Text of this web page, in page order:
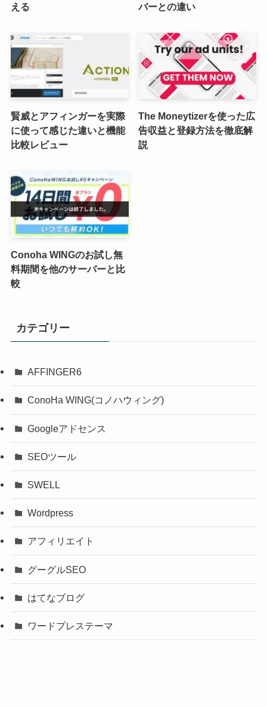
える
バーとの違い
賢威とアフィンガーを実際
に使って感じた違いと機能
比較レビュー
The Moneytizerを使った広
告収益と登録方法を徹底解
説
Conoha WINGのお試し無
料期間を他のサーバーと比
較
カテゴリー
AFFINGER6
ConoHa WING(コノハウィング)
Googleアドセンス
SEOツール
SWELL
Wordpress
アフィリエイト
グーグルSEO
はてなブログ
ワードプレステーマ